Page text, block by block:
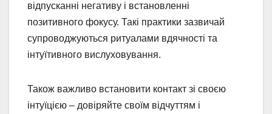
відпусканні негативу і встановленні
позитивного фокусу. Такі практики зазвичай
супроводжуються ритуалами вдячності та
інтуїтивного вислуховування.
Також важливо встановити контакт зі своєю
інтуїцією – довіряйте своїм відчуттям і